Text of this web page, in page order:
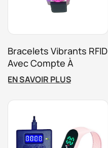
Bracelets Vibrants RFID
Avec Compte À
Rebours Pour
Événements En
Intérieur
EN SAVOIR PLUS